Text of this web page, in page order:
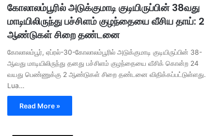
கோலாலம்பூரில் அடுக்குமாடி குடியிருப்பின் 38வது
மாடியிலிருந்து பச்சிளம் குழந்தையை வீசிய தாய்: 2
ஆண்டுகள் சிறை தண்டனை
கோலாலம்பூர், ஏப்ரல்-30-கோலாலம்பூரில் அடுக்குமாடி குடியிருப்பின் 38-
ஆவது மாடியிலிருந்து தனது பச்சிளம் குழந்தையை வீசிக் கொன்ற 24
வயது பெண்ணுக்கு 2 ஆண்டுகள் சிறை தண்டனை விதிக்கப்பட்டுள்ளது.
Lua…
Read More »